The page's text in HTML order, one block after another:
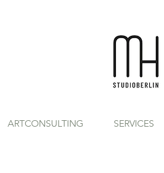
ARTCONSULTING SERVICES